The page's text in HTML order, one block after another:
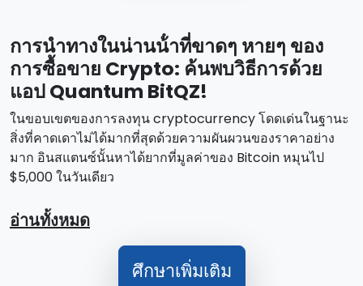
การนําทางในน่านน้ําที่ขาดๆ หายๆ ของ
การซื้อขาย Crypto: ค้นพบวิธีการด้วย
แอป Quantum BitQZ!
ในขอบเขตของการลงทุน cryptocurrency โดดเด่นในฐานะ
สิ่งที่คาดเดาไม่ได้มากที่สุดด้วยความผันผวนของราคาอย่าง
มาก อินสแตนซ์นั้นหาได้ยากที่มูลค่าของ Bitcoin หมุนไป
$5,000 ในวันเดียว
อ่านทั้งหมด
ศึกษาเพิ่มเติม